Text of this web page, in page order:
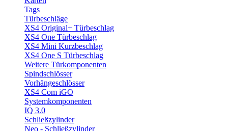
Tags
Türbeschläge
XS4 Original+ Türbeschlag
XS4 One Türbeschlag
XS4 Mini Kurzbeschlag
XS4 One S Türbeschlag
Weitere Türkomponenten
Spindschlösser
Vorhängeschlösser
XS4 Com iGO
Systemkomponenten
IQ 3.0
Schließzylinder
Neo - Schließzylinder